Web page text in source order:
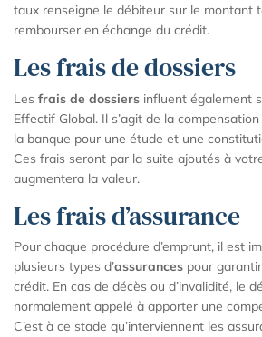
taux renseigne le débiteur sur le montant
rembourser en échange du crédit.
Les frais de dossiers
Les frais de dossiers influent également
Effectif Global. Il s’agit de la
la banque pour une étude et une
Ces frais seront par la suite ajoutés à
augmentera la valeur.
Les frais d’assurance
Pour chaque procédure d’emprunt, il est
plusieurs types d’assurances pour
crédit. En cas de décès ou d’invalidité, le
normalement appelé à apporter une
C’est à ce stade qu’interviennent les